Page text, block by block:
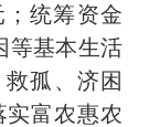
；统筹资金
等基本生活
孤、济困
实富农惠农